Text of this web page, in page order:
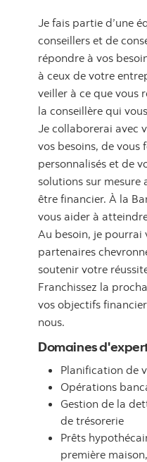
Je fais partie d’une
conseillers et de
répondre à vos
à ceux de votre
veiller à ce que vous
la conseillère qui
Je collaborerai avec
vos besoins, de vous
personnalisés et de
solutions sur
être financier. À la
vous aider à
Au besoin, je pourrai
partenaires
soutenir votre
Franchissez la
vos objectifs
nous.
Domaines
Planification de
Opérations
Gestion de la
de trésorerie
Prêts
première